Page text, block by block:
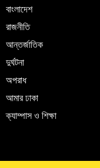
বাংলাদেশ
রাজনীতি
আন্তর্জাতিক
দুর্ঘটনা
অপরাধ
আমার ঢাকা
ক্যাম্পাস ও শিক্ষা